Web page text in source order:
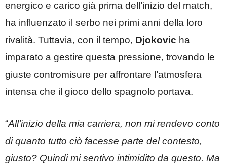
energico e carico già prima dell’inizio del match,
ha influenzato il serbo nei primi anni della loro
rivalità. Tuttavia, con il tempo, Djokovic ha
imparato a gestire questa pressione, trovando le
giuste contromisure per affrontare l’atmosfera
intensa che il gioco dello spagnolo portava.
“All’inizio della mia carriera, non mi rendevo conto
di quanto tutto ciò facesse parte del contesto,
giusto? Quindi mi sentivo intimidito da questo. Ma